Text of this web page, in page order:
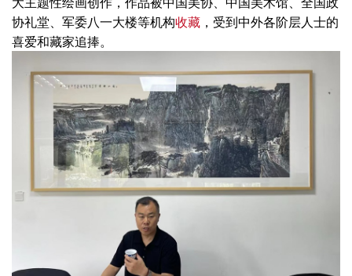
协礼堂、军委八一大楼等机构收藏 ，受到中外各阶层人士的
喜爱和藏家追捧。